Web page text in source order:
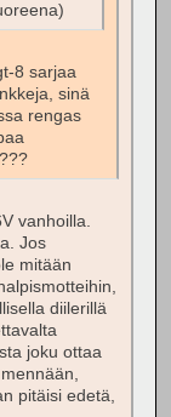
8 sarjaa
sinä
rengas
vanhoilla.
Jos
mitään
diilerillä
joku ottaa
pitäisi edetä,